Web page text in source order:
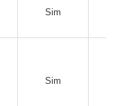
Sim
Sim